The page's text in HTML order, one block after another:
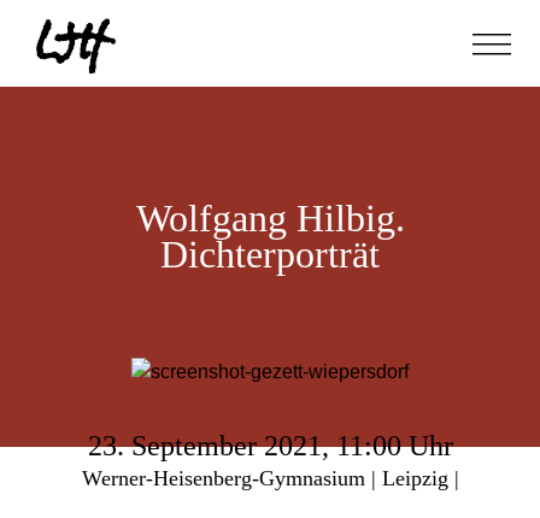
Wolfgang Hilbig.
Dichterporträt
23. September 2021, 11:00 Uhr
Werner-Heisenberg-Gymnasium | Leipzig |